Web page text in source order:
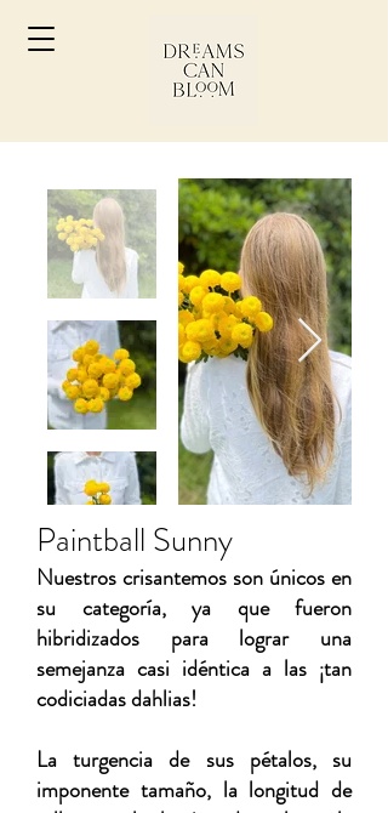
Paintball Sunny
Nuestros crisantemos son únicos en
su categoría, ya que fueron
hibridizados para lograr una
semejanza casi idéntica a las ¡tan
codiciadas dahlias!
La turgencia de sus pétalos, su
imponente tamaño, la longitud de